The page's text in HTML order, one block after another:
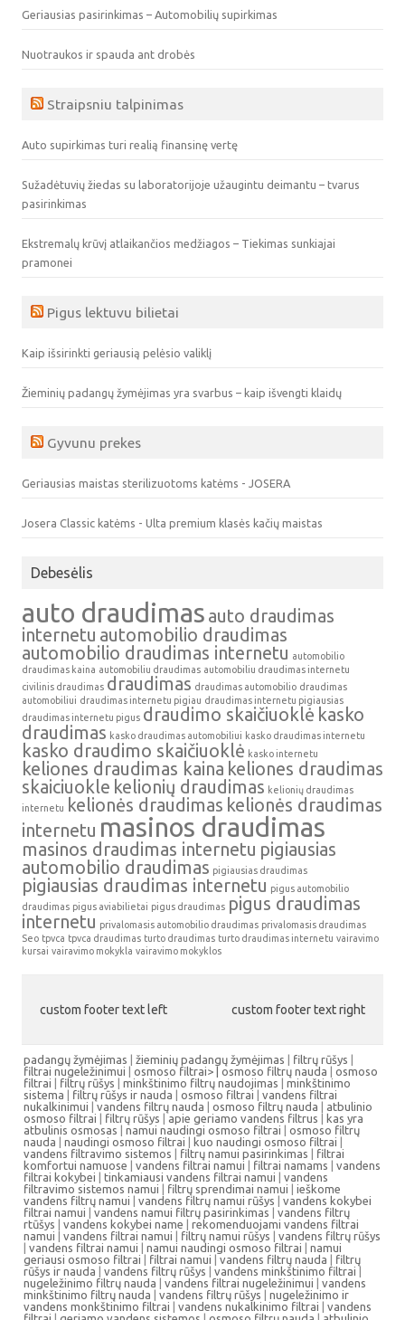
Geriausias pasirinkimas – Automobilių supirkimas
Nuotraukos ir spauda ant drobės
Straipsniu talpinimas
Auto supirkimas turi realią finansinę vertę
Sužadėtuvių žiedas su laboratorijoje užaugintu deimantu – tvarus
pasirinkimas
Ekstremalų krūvį atlaikančios medžiagos – Tiekimas sunkiajai
pramonei
Pigus lektuvu bilietai
Kaip išsirinkti geriausią pelėsio valiklį
Žieminių padangų žymėjimas yra svarbus – kaip išvengti klaidų
Gyvunu prekes
Geriausias maistas sterilizuotoms katėms - JOSERA
Josera Classic katėms - Ulta premium klasės kačių maistas
Debesėlis
auto draudimas auto draudimas
internetu automobilio draudimas
automobilio draudimas internetu automobilio
draudimas kaina automobiliu draudimas automobiliu draudimas internetu
civilinis draudimas draudimas draudimas automobilio draudimas
automobiliui draudimas internetu pigiau draudimas internetu pigiausias
draudimas internetu pigus draudimo skaičiuoklė kasko
draudimas kasko draudimas automobiliui kasko draudimas internetu
kasko draudimo skaičiuoklė kasko internetu
keliones draudimas kaina keliones draudimas
skaiciuokle kelionių draudimas kelionių draudimas
internetu
kelionės draudimas kelionės draudimas
internetu masinos draudimas
masinos draudimas internetu pigiausias
automobilio draudimas pigiausias draudimas
pigiausias draudimas internetu pigus automobilio
draudimas pigus aviabilietai pigus draudimas pigus draudimas
internetu privalomasis automobilio draudimas privalomasis draudimas
Seo tpvca tpvca draudimas turto draudimas turto draudimas internetu vairavimo
kursai vairavimo mokykla vairavimo mokyklos
custom footer text left custom footer text right
padangų žymėjimas | žieminių padangų žymėjimas | filtrų rūšys |
filtrai nugeležinimui | osmoso filtrai> | osmoso filtrų nauda | osmoso
filtrai | filtrų rūšys | minkštinimo filtrų naudojimas | minkštinimo
sistema | filtrų rūšys ir nauda | osmoso filtrai | vandens filtrai
nukalkinimui |vandens filtrų nauda | osmoso filtrų nauda | atbulinio
osmoso filtrai | filtrų rūšys |apie geriamo vandens filtrus | kas yra
atbulinis osmosas | namui naudingi osmoso filtrai | osmoso filtrų
nauda | naudingi osmoso filtrai | kuo naudingi osmoso filtrai |
vandens filtravimo sistemos | filtrų namui pasirinkimas | filtrai
komfortui namuose | vandens filtrai namui | filtrai namams | vandens
filtrai kokybei | tinkamiausi vandens filtrai namui | vandens
filtravimo sistemos namui | filtrų sprendimai namui | ieškome
vandens filtrų namui | vandens filtrų namui rūšys | vandens kokybei
filtrai namui |vandens namui filtrų pasirinkimas | vandens filtrų
rtūšys | vandens kokybei name | rekomenduojami vandens filtrai
namui | vandens filtrai namui | filtrų namui rūšys | vandens filtrų rūšys
| vandens filtrai namui | namui naudingi osmoso filtrai | namui
geriausi osmoso filtrai | filtrai namui | vandens filtrų nauda | filtrų
rūšys ir nauda | vandens filtrų rūšys | vandens minkštinimo filtrai |
nugeležinimo filtrų nauda | vandens filtrai nugeležinimui | vandens
minkštinimo filtrų nauda | vandens filtrų rūšys | nugeležinimo ir
vandens monkštinimo filtrai | vandens nukalkinimo filtrai | vandens